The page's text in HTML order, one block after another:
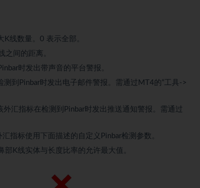
线数量。0 表示全部。
之间的距离。
时发出带声音的平台警报。
到Pinbar时发出电子邮件警报。需通过MT4的“工具->
汇指标在检测到Pinbar时发出推送通知警报。需通过
指标使用下面描述的自定义Pinbar检测参数。
部K线实体与长度比率的允许最大值。